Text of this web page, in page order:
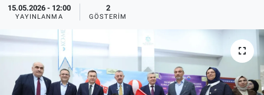
15.05.2026 - 12:00
YAYINLANMA
2
GÖSTERIM
Magazin
Tüm Haberler
İletişim
Trafik Durumu
Süper Lig Puan Durumu ve Fikstür
Tüm Manşetler